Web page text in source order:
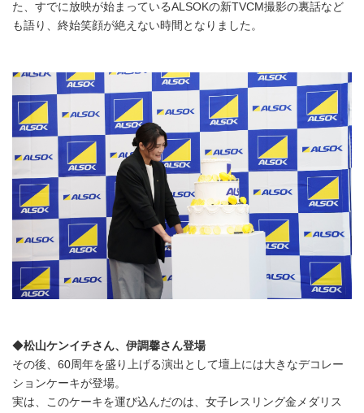
た、すでに放映が始まっているALSOKの新TVCM撮影の裏話など
も語り、終始笑顔が絶えない時間となりました。
◆松山ケンイチさん、伊調馨さん登場
その後、60周年を盛り上げる演出として壇上には大きなデコレー
ションケーキが登場。
実は、このケーキを運び込んだのは、女子レスリング金メダリス